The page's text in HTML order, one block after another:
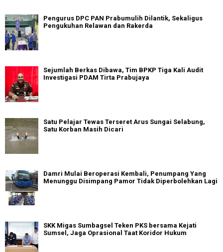
Pengurus DPC PAN Prabumulih Dilantik, Sekaligus
Pengukuhan Relawan dan Rakerda
Sejumlah Berkas Dibawa, Tim BPKP Tiga Kali Audit
Investigasi PDAM Tirta Prabujaya
Satu Pelajar Tewas Terseret Arus Sungai Selabung,
Satu Korban Masih Dicari
Damri Mulai Beroperasi Kembali, Penumpang Yang
Menunggu Disimpang Pamor Tidak Diperbolehkan Lagi
SKK Migas Sumbagsel Teken PKS bersama Kejati
Sumsel, Jaga Oprasional Taat Koridor Hukum